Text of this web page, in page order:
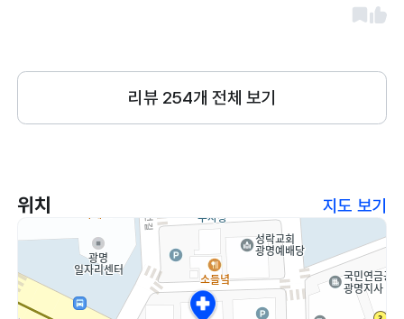
리뷰 254개 전체 보기
위치 지도 보기